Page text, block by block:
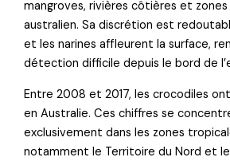
mangroves, rivières côtières et
australien. Sa discrétion est
et les narines affleurent la surface,
détection difficile depuis le bord de
Entre 2008 et 2017, les crocodiles
en Australie. Ces chiffres se
exclusivement dans les zones
notamment le Territoire du Nord et